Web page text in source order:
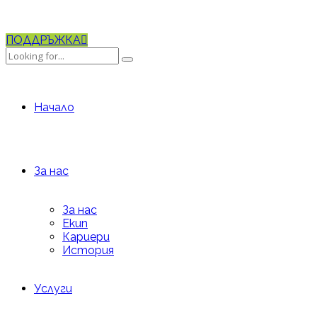
ПОДДРЪЖКА
Начало
За нас
За нас
Екип
Кариери
История
Услуги